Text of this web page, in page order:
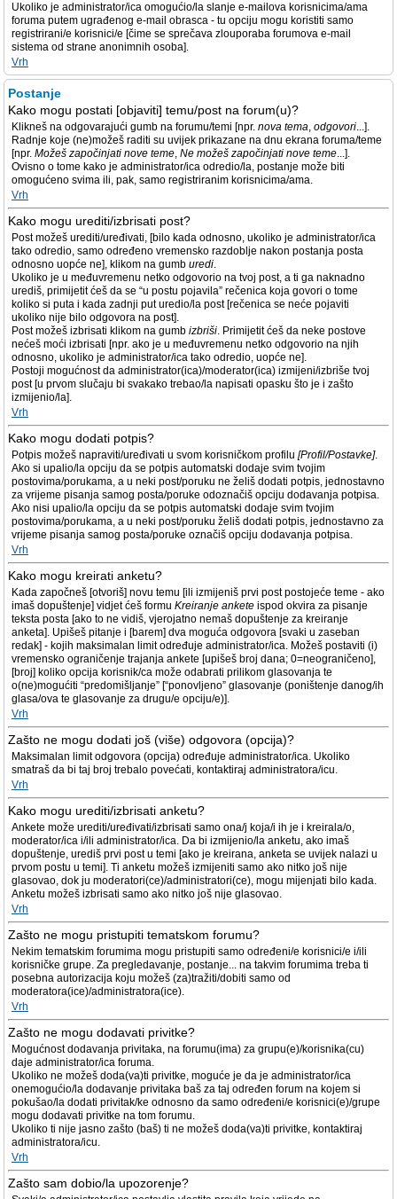
Ukoliko je administrator/ica omogućio/la slanje e-mailova korisnicima/ama
foruma putem ugrađenog e-mail obrasca - tu opciju mogu koristiti samo
registrirani/e korisnici/e [čime se sprečava zlouporaba forumova e-mail
sistema od strane anonimnih osoba].
Vrh
Postanje
Kako mogu postati [objaviti] temu/post na forum(u)?
Klikneš na odgovarajući gumb na forumu/temi [npr. nova tema, odgovori...].
Radnje koje (ne)možeš raditi su uvijek prikazane na dnu ekrana foruma/teme
[npr. Možeš započinjati nove teme, Ne možeš započinjati nove teme...].
Ovisno o tome kako je administrator/ica odredio/la, postanje može biti
omogućeno svima ili, pak, samo registriranim korisnicima/ama.
Vrh
Kako mogu urediti/izbrisati post?
Post možeš urediti/uređivati, [bilo kada odnosno, ukoliko je administrator/ica
tako odredio, samo određeno vremensko razdoblje nakon postanja posta
odnosno uopće ne], klikom na gumb uredi.
Ukoliko je u međuvremenu netko odgovorio na tvoj post, a ti ga naknadno
urediš, primijetit ćeš da se “u postu pojavila” rečenica koja govori o tome
koliko si puta i kada zadnji put uredio/la post [rečenica se neće pojaviti
ukoliko nije bilo odgovora na post].
Post možeš izbrisati klikom na gumb izbriši. Primijetit ćeš da neke postove
nećeš moći izbrisati [npr. ako je u međuvremenu netko odgovorio na njih
odnosno, ukoliko je administrator/ica tako odredio, uopće ne].
Postoji mogućnost da administrator(ica)/moderator(ica) izmijeni/izbriše tvoj
post [u prvom slučaju bi svakako trebao/la napisati opasku što je i zašto
izmijenio/la].
Vrh
Kako mogu dodati potpis?
Potpis možeš napraviti/uređivati u svom korisničkom profilu [Profil/Postavke].
Ako si upalio/la opciju da se potpis automatski dodaje svim tvojim
postovima/porukama, a u neki post/poruku ne želiš dodati potpis, jednostavno
za vrijeme pisanja samog posta/poruke odoznačiš opciju dodavanja potpisa.
Ako nisi upalio/la opciju da se potpis automatski dodaje svim tvojim
postovima/porukama, a u neki post/poruku želiš dodati potpis, jednostavno za
vrijeme pisanja samog posta/poruke označiš opciju dodavanja potpisa.
Vrh
Kako mogu kreirati anketu?
Kada započneš [otvoriš] novu temu [ili izmijeniš prvi post postojeće teme - ako
imaš dopuštenje] vidjet ćeš formu Kreiranje ankete ispod okvira za pisanje
teksta posta [ako to ne vidiš, vjerojatno nemaš dopuštenje za kreiranje
anketa]. Upišeš pitanje i [barem] dva moguća odgovora [svaki u zaseban
redak] - kojih maksimalan limit određuje administrator/ica. Možeš postaviti (i)
vremensko ograničenje trajanja ankete [upišeš broj dana; 0=neograničeno],
[broj] koliko opcija korisnik/ca može odabrati prilikom glasovanja te
o(ne)mogućiti “predomišljanje” [“ponovljeno” glasovanje (poništenje danog/ih
glasa/ova te glasovanje za drugu/e opciju/e)].
Vrh
Zašto ne mogu dodati još (više) odgovora (opcija)?
Maksimalan limit odgovora (opcija) određuje administrator/ica. Ukoliko
smatraš da bi taj broj trebalo povećati, kontaktiraj administratora/icu.
Vrh
Kako mogu urediti/izbrisati anketu?
Ankete može urediti/uređivati/izbrisati samo ona/j koja/i ih je i kreirala/o,
moderator/ica i/ili administrator/ica. Da bi izmijenio/la anketu, ako imaš
dopuštenje, urediš prvi post u temi [ako je kreirana, anketa se uvijek nalazi u
prvom postu u temi]. Ti anketu možeš izmijeniti samo ako nitko još nije
glasovao, dok ju moderatori(ce)/administratori(ce), mogu mijenjati bilo kada.
Anketu možeš izbrisati samo ako nitko još nije glasovao.
Vrh
Zašto ne mogu pristupiti tematskom forumu?
Nekim tematskim forumima mogu pristupiti samo određeni/e korisnici/e i/ili
korisničke grupe. Za pregledavanje, postanje... na takvim forumima treba ti
posebna autorizacija koju možeš (za)tražiti/dobiti samo od
moderatora(ice)/administratora(ice).
Vrh
Zašto ne mogu dodavati privitke?
Mogućnost dodavanja privitaka, na forumu(ima) za grupu(e)/korisnika(cu)
daje administrator/ica foruma.
Ukoliko ne možeš doda(va)ti privitke, moguće je da je administrator/ica
onemogućio/la dodavanje privitaka baš za taj određen forum na kojem si
pokušao/la dodati privitak/ke odnosno da samo određeni/e korisnici(e)/grupe
mogu dodavati privitke na tom forumu.
Ukoliko ti nije jasno zašto (baš) ti ne možeš doda(va)ti privitke, kontaktiraj
administratora/icu.
Vrh
Zašto sam dobio/la upozorenje?